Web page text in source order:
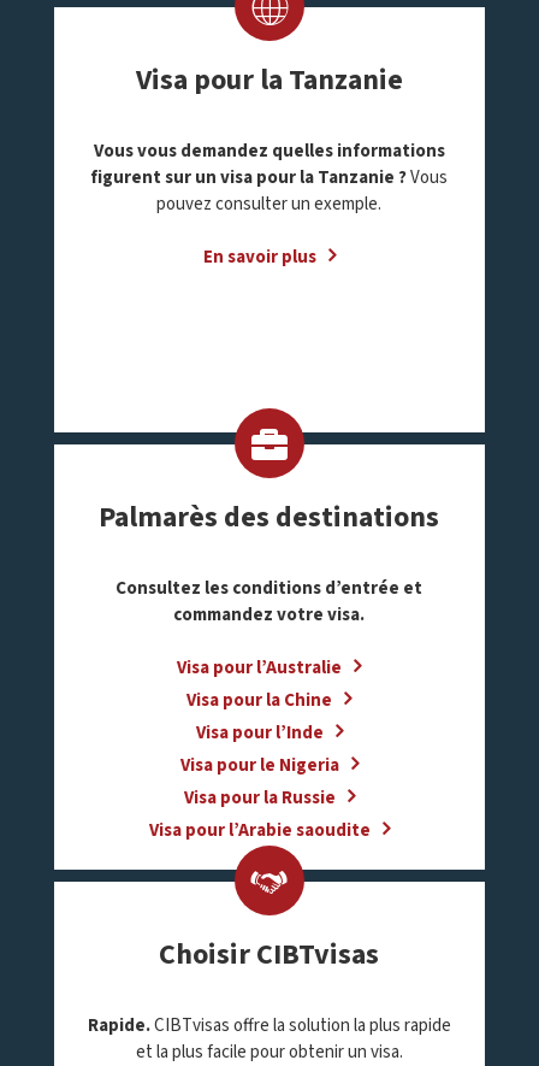
Visa pour la Tanzanie
Vous vous demandez quelles informations
figurent sur un visa pour la Tanzanie ?Vous
pouvez consulter un exemple.
En savoir plus
Palmarès des destinations
Consultez les conditions d’entrée et
commandez votre visa.
Visa pour l’Australie
Visa pour la Chine
Visa pour l’Inde
Visa pour le Nigeria
Visa pour la Russie
Visa pour l’Arabie saoudite
Choisir CIBTvisas
Rapide.CIBTvisas offre la solution la plus rapide
et la plus facile pour obtenir un visa.